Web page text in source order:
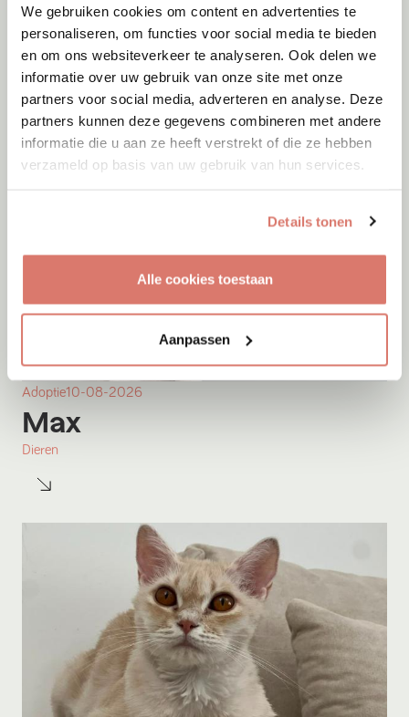
We gebruiken cookies om content en advertenties te
personaliseren, om functies voor social media te bieden
en om ons websiteverkeer te analyseren. Ook delen we
informatie over uw gebruik van onze site met onze
partners voor social media, adverteren en analyse. Deze
partners kunnen deze gegevens combineren met andere
informatie die u aan ze heeft verstrekt of die ze hebben
verzameld op basis van uw gebruik van hun services.
Details tonen
Alle cookies toestaan
Aanpassen
Adoptie10-08-2026
Fred
Adoptie10-08-2026
Max
Dieren